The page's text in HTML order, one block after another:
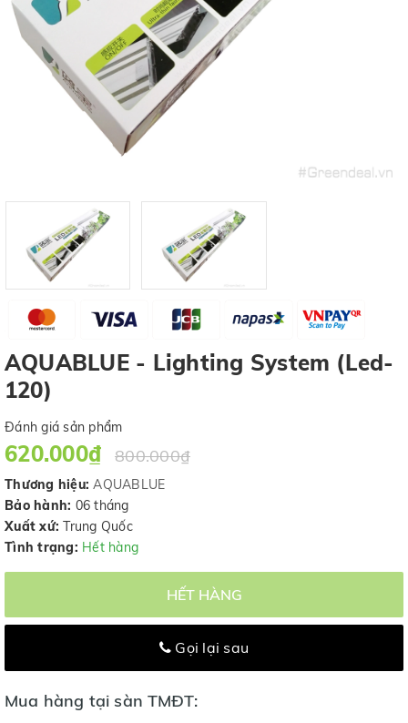
AQUABLUE - Lighting System (Led-
120)
Đánh giá sản phẩm
620.000₫ 800.000₫
Thương hiệu: AQUABLUE
Bảo hành: 06 tháng
Xuất xứ: Trung Quốc
Tình trạng: Hết hàng
HẾT HÀNG
Gọi lại sau
Mua hàng tại sàn TMĐT: